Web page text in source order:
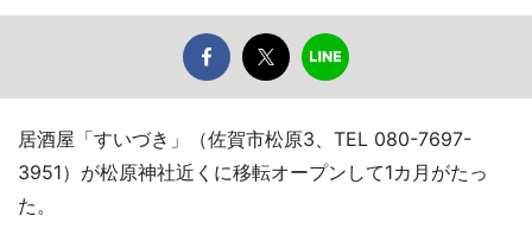
居酒屋「すいづき」（佐賀市松原3、TEL 080-7697-
3951）が松原神社近くに移転オープンして1カ月がたっ
た。